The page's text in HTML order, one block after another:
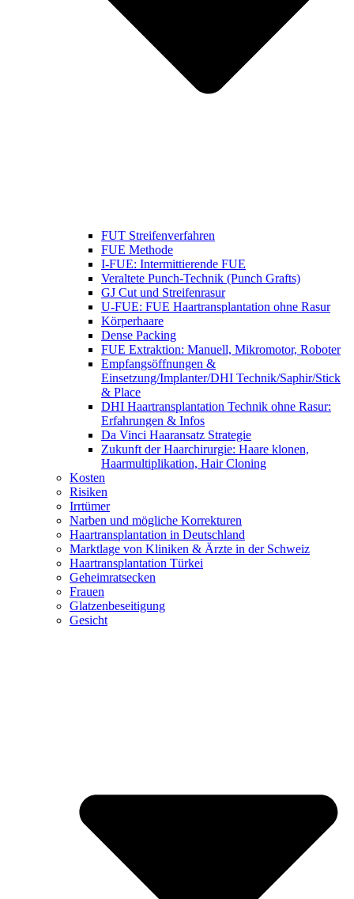
FUT Streifenverfahren
FUE Methode
I-FUE: Intermittierende FUE
Veraltete Punch-Technik (Punch Grafts)
GJ Cut und Streifenrasur
U-FUE: FUE Haartransplantation ohne Rasur
Körperhaare
Dense Packing
FUE Extraktion: Manuell, Mikromotor, Roboter
Empfangsöffnungen &
Einsetzung/Implanter/DHI Technik/Saphir/Stick
& Place
DHI Haartransplantation Technik ohne Rasur:
Erfahrungen & Infos
Da Vinci Haaransatz Strategie
Zukunft der Haarchirurgie: Haare klonen,
Haarmultiplikation, Hair Cloning
Kosten
Risiken
Irrtümer
Narben und mögliche Korrekturen
Haartransplantation in Deutschland
Marktlage von Kliniken & Ärzte in der Schweiz
Haartransplantation Türkei
Geheimratsecken
Frauen
Glatzenbeseitigung
Gesicht